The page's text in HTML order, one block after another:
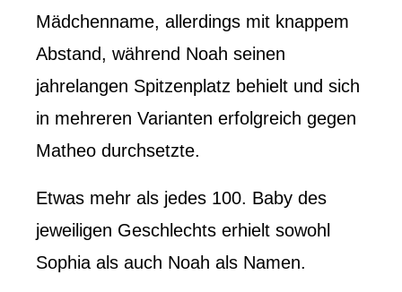
Mädchenname, allerdings mit knappem
Abstand, während Noah seinen
jahrelangen Spitzenplatz behielt und sich
in mehreren Varianten erfolgreich gegen
Matheo durchsetzte.
Etwas mehr als jedes 100. Baby des
jeweiligen Geschlechts erhielt sowohl
Sophia als auch Noah als Namen.